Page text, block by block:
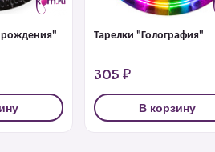
рождения"
Тарелки "Голография"
305 ₽
В корзину